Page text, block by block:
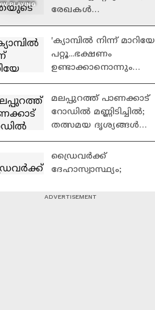
PLAYING
രേഖകൾ
ആശങ്കയിൽ | Kollam |
'ക്യാമ്പിൽ നിന്ന് മാറിയേ
പറ്റൂ...ഭക്ഷണം
ഉണ്ടാക്കാനൊന്നും
വെള്ളം കയറി'
മലപ്പുറത്ത് ​പാണക്കാട്
റോഡിൽ മണ്ണിടിച്ചിൽ;
തത്സമയ ദൃശ്യങ്ങൾ
|Panakkad Landslide
ഡ്രൈവർക്ക്
ദേഹാസ്വാസ്ഥ്യം;
കെഎസ്ആർടിസി